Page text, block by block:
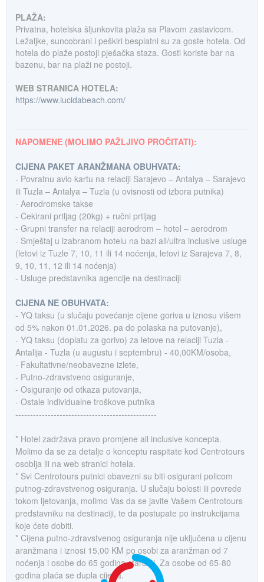
PLAŽA:
Privatna, hotelska šljunkovita plaža sa Plavom zastavicom.
Ležaljke, suncobrani i peškiri besplatni su za goste hotela. Od
hotela do plaže postoji pješačka staza. Gosti koriste bar na
bazenu, bar na plaži ne postoji.
WEB STRANICA HOTELA:
https://www.lucidabeach.com/
NAPOMENE (MOLIMO PAŽLJIVO PROČITATI):
CIJENA PAKET ARANŽMANA OBUHVATA:
- Povratnu avio kartu na relaciji Sarajevo – Antalya – Sarajevo
ili Tuzla – Antalya – Tuzla (u ovisnosti od izbora putnika)
- Aerodromske takse
- Čekirani prtljag (20kg) + ručni prtljag
- Grupni transfer na relaciji aerodrom – hotel – aerodrom
- Smještaj u izabranom hotelu na bazi all/ultra inclusive usluge
(letovi iz Tuzle 7, 10, 11 ili 14 noćenja, letovi iz Sarajeva 7, 8,
9, 10, 11, 12 ili 14 noćenja)
- Usluge predstavnika agencije na destinaciji
CIJENA NE OBUHVATA:
- YQ taksu (u slučaju povećanje cijene goriva u iznosu višem
od 5% nakon 01.01.2026. pa do polaska na putovanje),
- YQ taksu (doplatu za gorivo) za letove na relaciji Tuzla -
Antalija - Tuzla (u augustu i septembru) - 40,00KM/osoba,
- Fakultativne/neobavezne izlete,
- Putno-zdravstveno osiguranje,
- Osiguranje od otkaza putovanja,
- Ostale individualne troškove putnika
------------------------------------------------
* Hotel zadržava pravo promjene all inclusive koncepta.
Molimo da se za detalje o konceptu raspitate kod Centrotours
osoblja ili na web stranici hotela.
* Svi Centrotours putnici obavezni su biti osigurani policom
putnog-zdravstvenog osiguranja. U slučaju bolesti ili povrede
tokom ljetovanja, molimo Vas da se javite Vašem Centrotours
predstavniku na destinaciji, te da postupate po instrukcijama
koje ćete dobiti.
* Cijena putno-zdravstvenog osiguranja nije uključena u cijenu
aranžmana i iznosi 15,00 KM po osobi za aranžman od 7
noćenja i osobe do 65 godina starosti. Za osobe od 65-80
godina plaća se dupla cijena.